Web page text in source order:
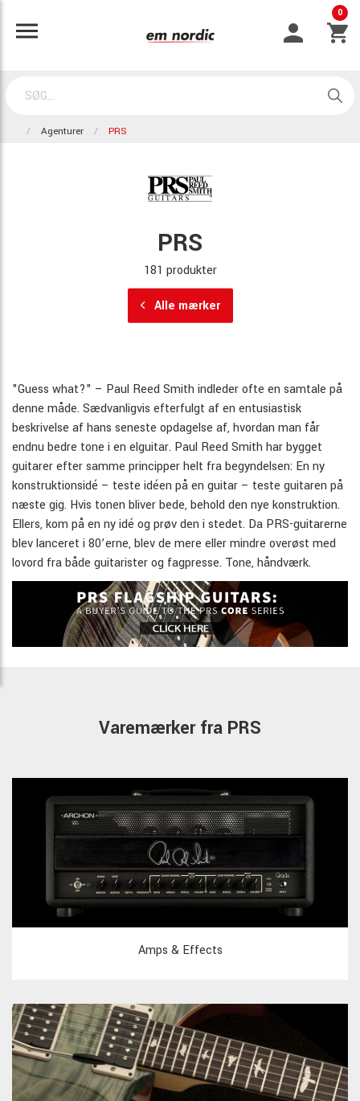
0
Agenturer PRS
PRS
181 produkter
Alle mærker
"Guess what?" – Paul Reed Smith indleder ofte en samtale på
denne måde. Sædvanligvis efterfulgt af en entusiastisk
beskrivelse af hans seneste opdagelse af, hvordan man får
endnu bedre tone i en elguitar. Paul Reed Smith har bygget
guitarer efter samme principper helt fra begyndelsen: En ny
konstruktionsidé – teste idéen på en guitar – teste guitaren på
næste gig. Hvis tonen bliver bede, behold den nye konstruktion.
Ellers, kom på en ny idé og prøv den i stedet. Da PRS-guitarerne
blev lanceret i 80’erne, blev de mere eller mindre overøst med
lovord fra både guitarister og fagpresse. Tone, håndværk.
Varemærker fra PRS
Amps & Effects